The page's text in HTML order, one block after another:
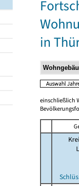
in
einschließlich